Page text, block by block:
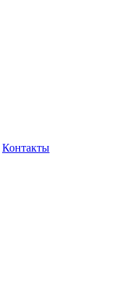
Контакты